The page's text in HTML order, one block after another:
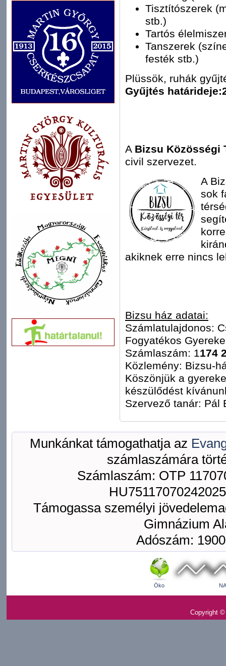
Tisztítószerek
stb.)
Tartós
Tanszerek
festék stb.)
Plüssök, ruhák
Gyűjtés
A Bizsu Közösségi
civil szervezet.
A
sok
akiknek erre nincs
Bizsu ház adatai:
Számlatulajdonos:
Fogyatékos
Számlaszám: 1174
Közlemény: Bizsu-
Köszönjük a
készülődést
Szervező tanár: Pál
Munkánkat támogathatja az
számlaszámára
Számlaszám: OTP
Támogassa személyi
Gimnázium
Adószám:
Öko
Copyright